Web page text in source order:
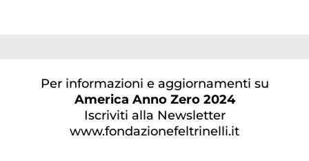
Per informazioni e aggiornamenti su
America Anno Zero 2024
Iscriviti alla Newsletter
www.fondazionefeltrinelli.it